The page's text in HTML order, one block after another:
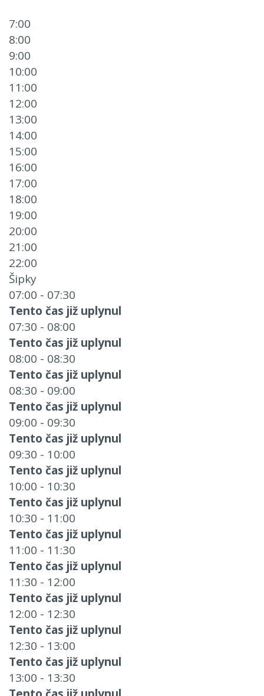
7:00
8:00
9:00
10:00
11:00
12:00
13:00
14:00
15:00
16:00
17:00
18:00
19:00
20:00
21:00
22:00
Šipky
07:00 - 07:30
Tento čas již uplynul
07:30 - 08:00
Tento čas již uplynul
08:00 - 08:30
Tento čas již uplynul
08:30 - 09:00
Tento čas již uplynul
09:00 - 09:30
Tento čas již uplynul
09:30 - 10:00
Tento čas již uplynul
10:00 - 10:30
Tento čas již uplynul
10:30 - 11:00
Tento čas již uplynul
11:00 - 11:30
Tento čas již uplynul
11:30 - 12:00
Tento čas již uplynul
12:00 - 12:30
Tento čas již uplynul
12:30 - 13:00
Tento čas již uplynul
13:00 - 13:30